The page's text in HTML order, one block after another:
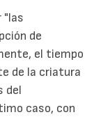
"las
de
el tiempo
de la criatura
del
caso, con